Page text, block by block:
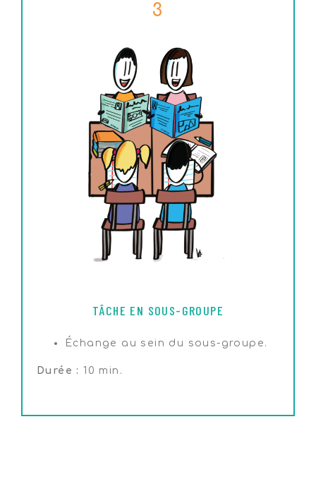
3
TÂCHE EN SOUS-GROUPE
Échange au sein du sous-groupe.
Durée : 10 min.